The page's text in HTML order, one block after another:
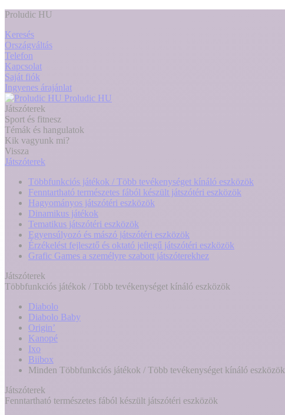
Proludic HU
Keresés
Országváltás
Telefon
Kapcsolat
Saját fiók
Ingyenes árajánlat
Proludic HU
Játszóterek
Sport és fitnesz
Témák és hangulatok
Kik vagyunk mi?
Vissza
Játszóterek
Többfunkciós játékok / Több tevékenységet kínáló eszközök
Fenntartható természetes fából készült játszótéri eszközök
Hagyományos játszótéri eszközök
Dinamikus játékok
Tematikus játszótéri eszközök
Egyensúlyozó és mászó játszótéri eszközök
Érzékelést fejlesztő és oktató jellegű játszótéri eszközök
Grafic Games a személyre szabott játszóterekhez
Játszóterek
Többfunkciós játékok / Több tevékenységet kínáló eszközök
Diabolo
Diabolo Baby
Origin’
Kanopé
Ixo
Biibox
Minden Többfunkciós játékok / Több tevékenységet kínáló eszközök
Játszóterek
Fenntartható természetes fából készült játszótéri eszközök